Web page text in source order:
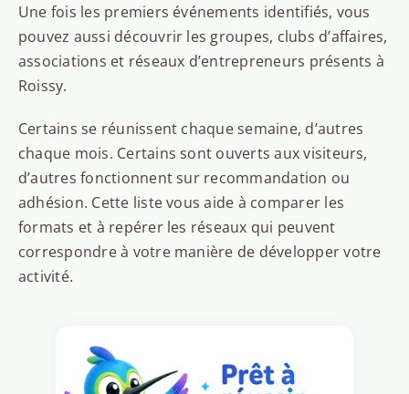
Une fois les premiers événements identifiés, vous
pouvez aussi découvrir les groupes, clubs d’affaires,
associations et réseaux d’entrepreneurs présents à
Roissy.
Certains se réunissent chaque semaine, d’autres
chaque mois. Certains sont ouverts aux visiteurs,
d’autres fonctionnent sur recommandation ou
adhésion. Cette liste vous aide à comparer les
formats et à repérer les réseaux qui peuvent
correspondre à votre manière de développer votre
activité.